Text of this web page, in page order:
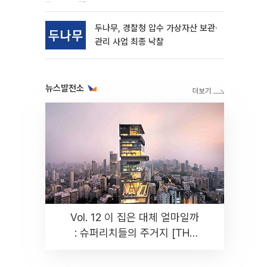
두나무, 경찰청 압수 가상자산 보관·
관리 사업 최종 낙찰
뉴스발전소
Vol. 12 이 집은 대체 얼마일까
: 슈퍼리치들의 주거지 [THE